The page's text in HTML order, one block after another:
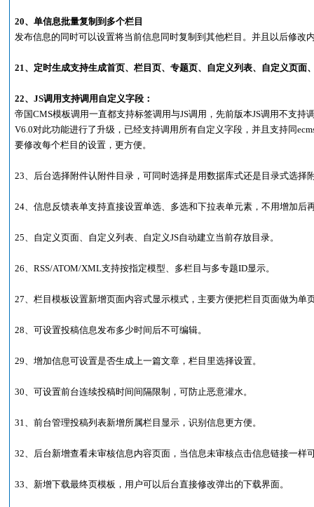
20、单信息批量复制到多个栏目
发布信息的同时可以设置将当前信息同时复制到其他栏目。并且以后修改
21、定时生成支持生成首页、栏目页、专题页、自定义列表、自定义页面
22、JS调用支持调用自定义字段：
帝国CMS模板调用一直都支持标签调用与JS调用，先前版本JS调用不支
V6.0对此功能进行了升级，已经支持调用所有自定义字段，并且支持同
要修改每个栏目的设置，更方便。
23、后台选择附件认附件目录，可同时选择是用数据库式还是目录式选择
24、信息反馈表单支持直接设置单选、多选和下拉表单元素，不用增加后
25、自定义页面、自定义列表、自定义JS自动建立当前存放目录。
26、RSS/ATOM/XML支持按指定模型、多栏目与多专题ID显示。
27、栏目模板设置新增页面内容式显示模式，主要方便把栏目页面做为单
28、可设置投稿信息发布多少时间后不可编辑。
29、增加信息可设置是否生成上一篇文章，栏目里选择设置。
30、可设置前台连续投稿时间间隔限制，可防止恶意灌水。
31、前台管理投稿列表新增所属栏目显示，识别信息更方便。
32、后台新增查看未审核信息内容页面，当信息未审核点击信息链接一样
33、新增下载最终页模板，用户可以后台直接修改弹出的下载界面。